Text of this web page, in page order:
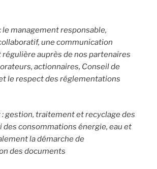
le management responsable,
une communication
auprès de nos partenaires
actionnaires, Conseil de
le respect des réglementations
gestion, traitement et recyclage des
des consommations énergie, eau et
la démarche de
des documents